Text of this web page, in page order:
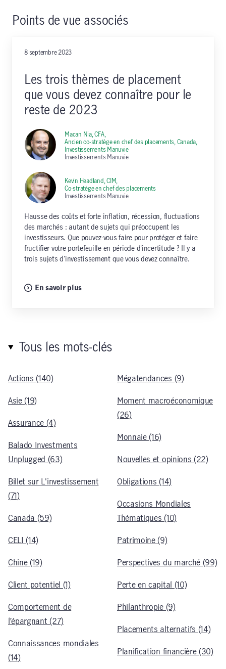
Points de vue associés
8 septembre 2023
Les trois thèmes de placement
que vous devez connaître pour le
reste de 2023
Macan Nia, CFA,
Ancien co-stratège en chef des placements, Canada,
Investissements Manuvie
Investissements Manuvie
Kevin Headland, CIM,
Co-stratège en chef des placements
Investissements Manuvie
Hausse des coûts et forte inflation, récession, fluctuations
des marchés : autant de sujets qui préoccupent les
investisseurs. Que pouvez-vous faire pour protéger et faire
fructifier votre portefeuille en période d'incertitude ? Il y a
trois sujets d'investissement que vous devez connaître.
En savoir plus
Tous les mots-clés
Actions (140)
Asie (19)
Assurance (4)
Balado Investments
Unplugged (63)
Billet sur L'investissement
(71)
Canada (59)
CELI (14)
Chine (19)
Client potentiel (1)
Comportement de
l’épargnant (27)
Connaissances mondiales
(14)
Mégatendances (9)
Moment macroéconomique
(26)
Monnaie (16)
Nouvelles et opinions (22)
Obligations (14)
Occasions Mondiales
Thématiques (10)
Patrimoine (9)
Perspectives du marché (99)
Perte en capital (10)
Philanthropie (9)
Placements alternatifs (14)
Planification financière (30)